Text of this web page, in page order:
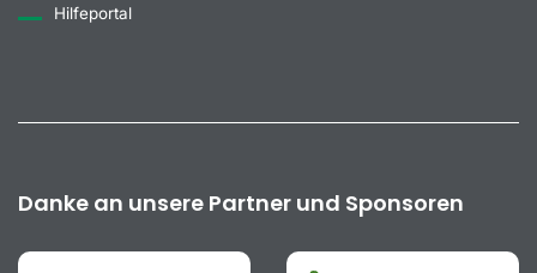
Hilfeportal
Danke an unsere Partner und Sponsoren